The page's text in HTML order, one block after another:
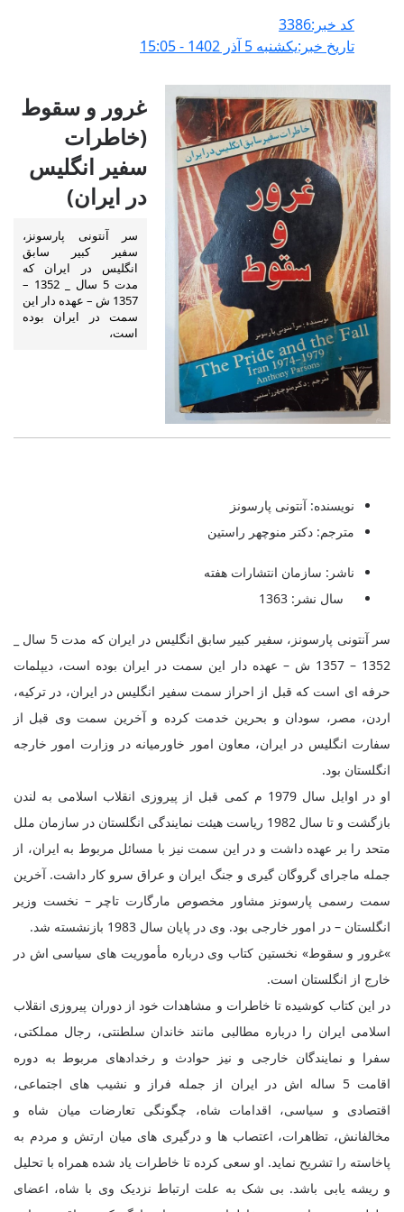
کد خبر:3386
تاریخ خبر:يکشنبه 5 آذر 1402 - 15:05
غرور و سقوط
(خاطرات
سفیر انگلیس
در ایران)
سر آنتونی پارسونز،
سفیر کبیر سابق
انگلیس در ایران که
مدت 5 سال _ 1352 –
1357 ش – عهده دار این
سمت در ایران بوده
است،
نویسنده: آنتونی پارسونز
مترجم: دکتر منوچهر راستین
ناشر: سازمان انتشارات هفته
سال نشر: 1363
سر آنتونی پارسونز، سفیر کبیر سابق انگلیس در ایران که مدت 5 سال _
1352 – 1357 ش – عهده دار این سمت در ایران بوده است، دیپلمات
حرفه ای است که قبل از احراز سمت سفیر انگلیس در ایران، در ترکیه،
اردن، مصر، سودان و بحرین خدمت کرده و آخرین سمت وی قبل از
سفارت انگلیس در ایران، معاون امور خاورمیانه در وزارت امور خارجه
انگلستان بود.
او در اوایل سال 1979 م کمی قبل از پیروزی انقلاب اسلامی به لندن
بازگشت و تا سال 1982 ریاست هیئت نمایندگی انگلستان در سازمان ملل
متحد را بر عهده داشت و در این سمت نیز با مسائل مربوط به ایران، از
جمله ماجرای گروگان گیری و جنگ ایران و عراق سرو کار داشت. آخرین
سمت رسمی پارسونز مشاور مخصوص مارگارت تاچر – نخست وزیر
انگلستان – در امور خارجی بود. وی در پایان سال 1983 بازنشسته شد
.
«غرور و سقوط» نخستین کتاب وی درباره مأموریت های سیاسی اش در
خارج از انگلستان است.
در این کتاب کوشیده تا خاطرات و مشاهدات خود از دوران پیروزی انقلاب
اسلامی ایران را درباره مطالبی مانند خاندان سلطنتی، رجال مملکتی،
سفرا و نمایندگان خارجی و نیز حوادث و رخدادهای مربوط به دوره
اقامت 5 ساله اش در ایران از جمله فراز و نشیب های اجتماعی،
اقتصادی و سیاسی، اقدامات شاه، چگونگی تعارضات میان شاه و
مخالفانش، تظاهرات، اعتصاب ها و درگیری های میان ارتش و مردم به
پاخاسته را تشریح نماید. او سعی کرده تا خاطرات یاد شده همراه با تحلیل
و ریشه یابی باشد. بی شک به علت ارتباط نزدیک وی با شاه، اعضای